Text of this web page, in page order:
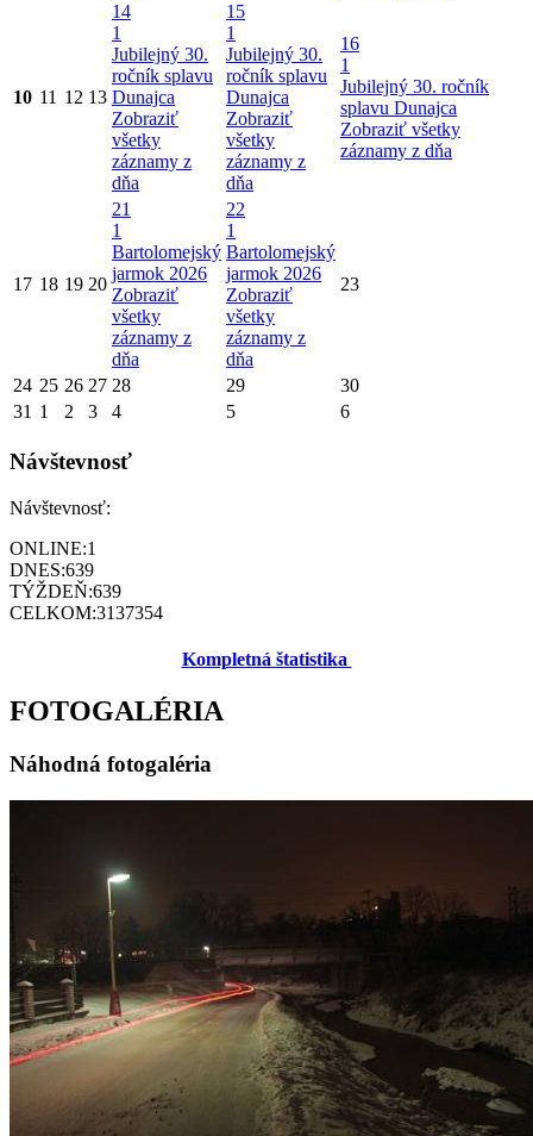
10 11 12 13
14
1
Jubilejný 30.
ročník splavu
Dunajca
Zobraziť
všetky
záznamy z
dňa
15
1
Jubilejný 30.
ročník splavu
Dunajca
Zobraziť
všetky
záznamy z
dňa
16
1
Jubilejný 30. ročník
splavu Dunajca
Zobraziť všetky
záznamy z dňa
17 18 19 20
21
1
Bartolomejský
jarmok 2026
Zobraziť
všetky
záznamy z
dňa
22
1
Bartolomejský
jarmok 2026
Zobraziť
všetky
záznamy z
dňa
23
24 25 26 27 28 29
30
31 1 2 3 4 5 6
Návštevnosť
Návštevnosť:
ONLINE:1
DNES:639
TÝŽDEŇ:639
CELKOM:3137354
Kompletná štatistika
FOTOGALÉRIA
Náhodná fotogaléria